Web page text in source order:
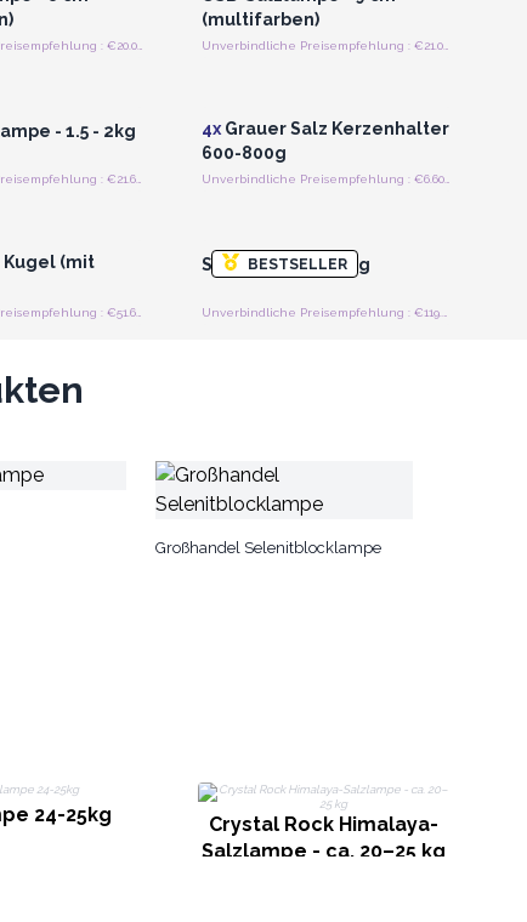
Unverbindliche Preisempfehlung : €20.00/Stück
(multifarben)
- 1.5 - 2kg
Unverbindliche Preisempfehlung : €21.60/Lampe
4x Grauer Salz Kerzenhalter
600-800g
(mit
Unverbindliche Preisempfehlung : €51.60/Stück
BESTSELLER
Salzlampe 24-25kg
Großhandel Selenitblocklampe
24-25kg
Crystal Rock Himalaya-
Salzlampe - ca. 20–25 kg